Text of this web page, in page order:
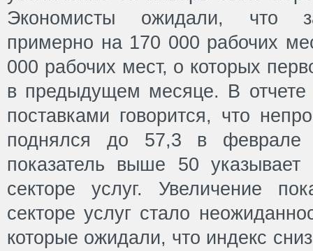
Экономисты ожидали, что
примерно на 170 000 рабочих
000 рабочих мест, о которых
в предыдущем месяце. В отчете
поставками говорится, что
поднялся до 57,3 в
показатель выше 50 указывает
секторе услуг. Увеличение
секторе услуг стало
которые ожидали, что индекс